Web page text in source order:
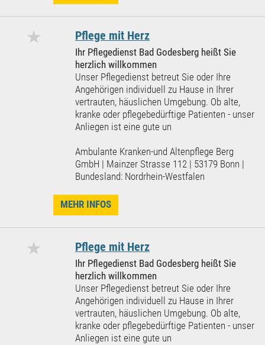
★ Pflege mit Herz
Ihr Pflegedienst Bad Godesberg heißt Sie
herzlich willkommen
Unser Pflegedienst betreut Sie oder Ihre
Angehörigen individuell zu Hause in Ihrer
vertrauten, häuslichen Umgebung. Ob alte,
kranke oder pflegebedürftige Patienten - unser
Anliegen ist eine gute un
Ambulante Kranken-und Altenpflege Berg
GmbH | Mainzer Strasse 112 | 53179 Bonn |
Bundesland: Nordrhein-Westfalen
MEHR INFOS
★ Pflege mit Herz
Ihr Pflegedienst Bad Godesberg heißt Sie
herzlich willkommen
Unser Pflegedienst betreut Sie oder Ihre
Angehörigen individuell zu Hause in Ihrer
vertrauten, häuslichen Umgebung. Ob alte,
kranke oder pflegebedürftige Patienten - unser
Anliegen ist eine gute un